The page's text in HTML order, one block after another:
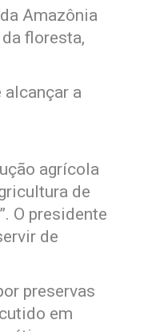
Amazônia
floresta,
a
agrícola
de
O presidente
de
preservas
em